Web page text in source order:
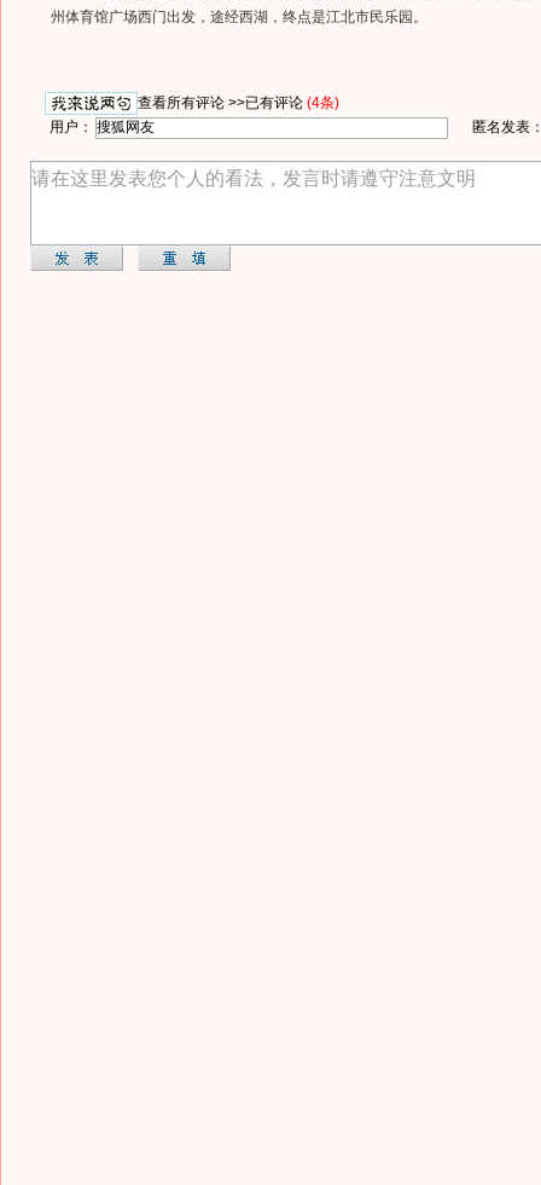
州体育馆广场西门出发，途经西湖，终点是江北市民乐园。
查看所有评论 >>已有评论 (4条)
用户：
匿名发表